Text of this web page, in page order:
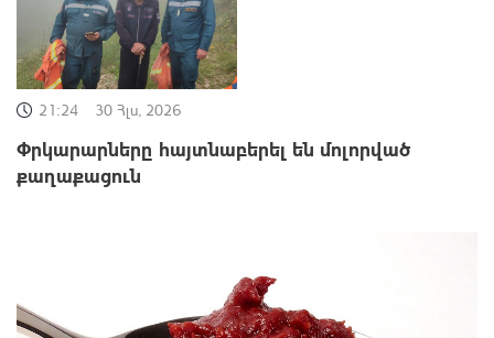
21:24 30 Հլս, 2026
Փրկարարները հայտնաբերել են մոլորված
քաղաքացուն